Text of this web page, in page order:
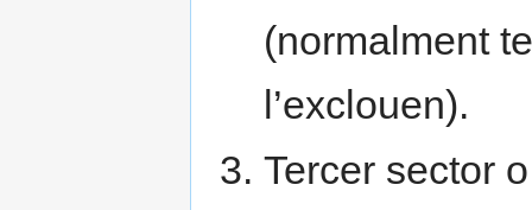
(normalment
l’exclouen).
Tercer sector